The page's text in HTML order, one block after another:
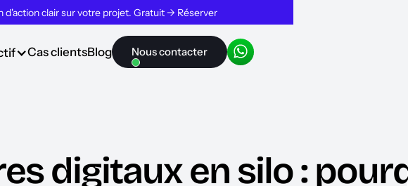
d'action clair sur votre projet. Gratuit → Réserver
Cas clientsBlog Nous contacter
digitaux en silo :